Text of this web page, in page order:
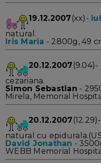
19.12.2007 (xx)-
natural.
Iris Maria - 2800g, 49
20.12.2007 (9.04)-
cezariana.
Simon Sebastian -
Mirela, Memorial
20.12.2007 (12.29)-
natural cu
David Jonathan -
WEBB Memorial